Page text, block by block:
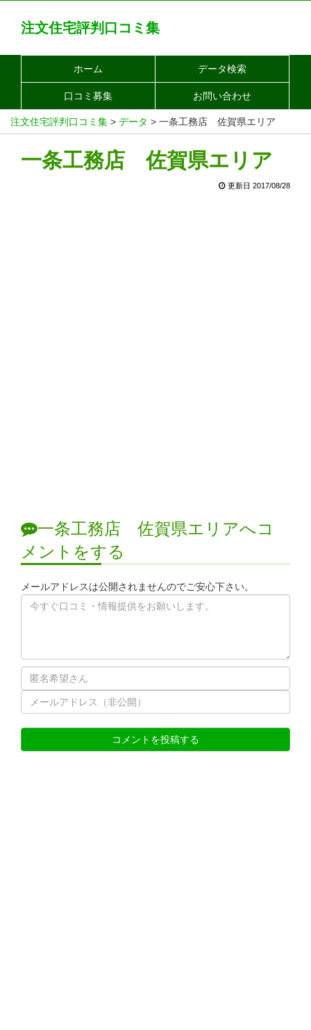
注文住宅評判口コミ集
ホーム データ検索
口コミ募集 お問い合わせ
注文住宅評判口コミ集 > データ > 一条工務店 佐賀県エリア
一条工務店 佐賀県エリア
更新日 2017/08/28
一条工務店 佐賀県エリアへコ
メントをする
メールアドレスは公開されませんのでご安心下さい。